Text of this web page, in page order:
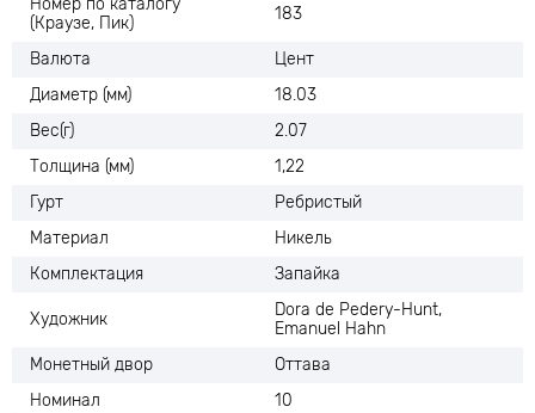
Номер по каталогу
(Краузе, Пик)
183
Валюта
Цент
Диаметр (мм)
18.03
Вес(г)
2.07
Толщина (мм)
1,22
Гурт
Ребристый
Материал
Никель
Комплектация
Запайка
Художник
Dora de Pedery-Hunt,
Emanuel Hahn
Монетный двор
Оттава
Номинал
10